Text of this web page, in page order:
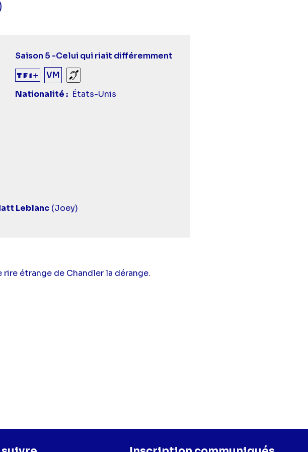
Saison 5 -Celui qui riait différemment
VM
Sourds et malentendants
Nationalité
États-Unis
Leblanc(Joey)
étrange de Chandler la dérange.